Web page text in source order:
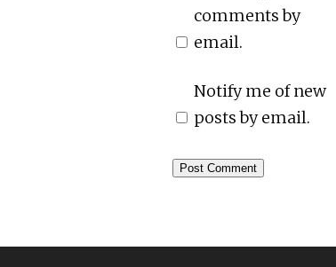
comments by
email.
Notify me of new
posts by email.